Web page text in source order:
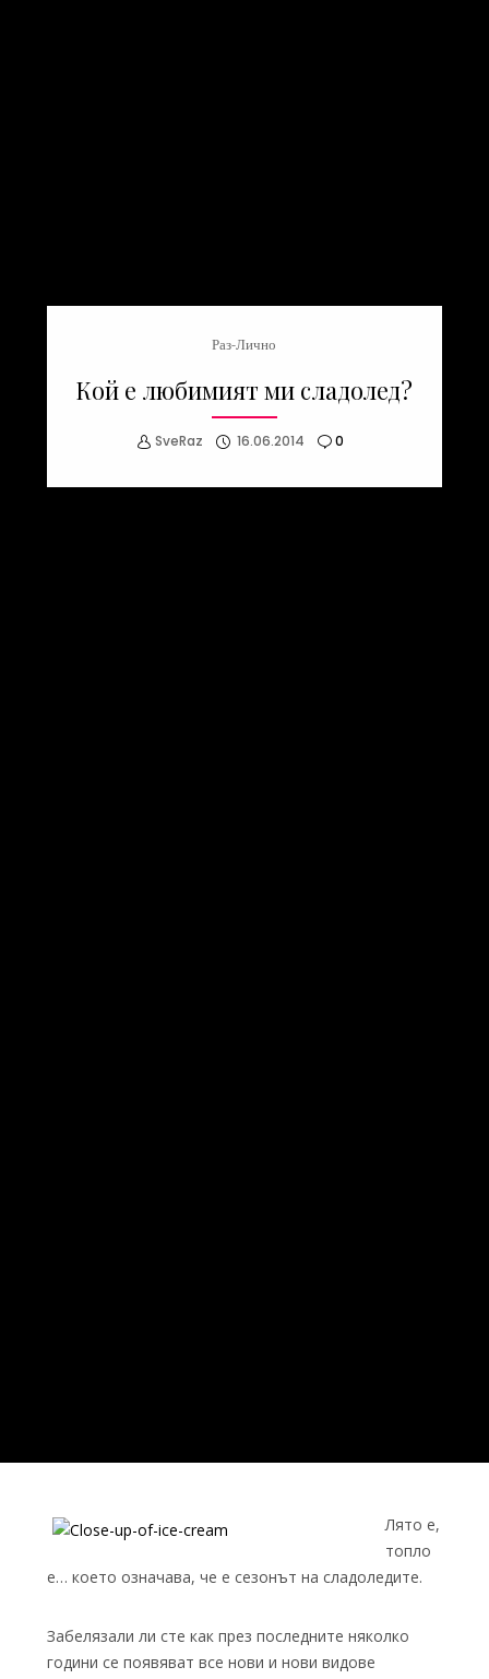
Раз-Лично
Кой е любимият ми сладолед?
SveRaz 16.06.2014 0
Лято е,
топло
е… което означава, че е сезонът на сладоледите.
Забелязали ли сте как през последните няколко
години се появяват все нови и нови видове